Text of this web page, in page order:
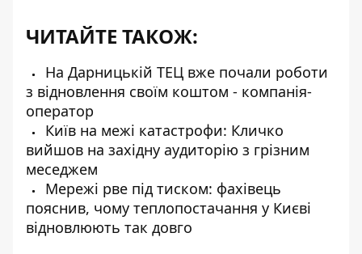
ЧИТАЙТЕ ТАКОЖ:
На Дарницькій ТЕЦ вже почали роботи
з відновлення своїм коштом - компанія-
оператор
Київ на межі катастрофи: Кличко
вийшов на західну аудиторію з грізним
меседжем
Мережі рве під тиском: фахівець
пояснив, чому теплопостачання у Києві
відновлюють так довго